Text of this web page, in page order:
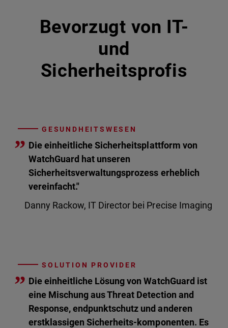
Bevorzugt von IT-
und
Sicherheitsprofis
GESUNDHEITSWESEN
” Die einheitliche Sicherheitsplattform von
WatchGuard hat unseren
Sicherheitsverwaltungsprozess erheblich
vereinfacht."
Danny Rackow, IT Director bei Precise Imaging
SOLUTION PROVIDER
” Die einheitliche Lösung von WatchGuard ist
eine Mischung aus Threat Detection and
Response, endpunktschutz und anderen
erstklassigen Sicherheits-komponenten. Es